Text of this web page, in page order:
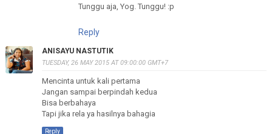
Tunggu aja, Yog. Tunggu! :p
Reply
ANISAYU NASTUTIK
TUESDAY, 26 MAY 2015 AT 09:00:00 GMT+7
Mencinta untuk kali pertama
Jangan sampai berpindah kedua
Bisa berbahaya
Tapi jika rela ya hasilnya bahagia
Reply